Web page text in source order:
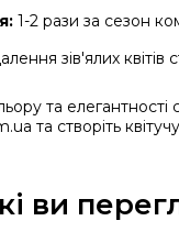
1-2 рази за сезон
зів'ялих квітів
та
та створіть
ви